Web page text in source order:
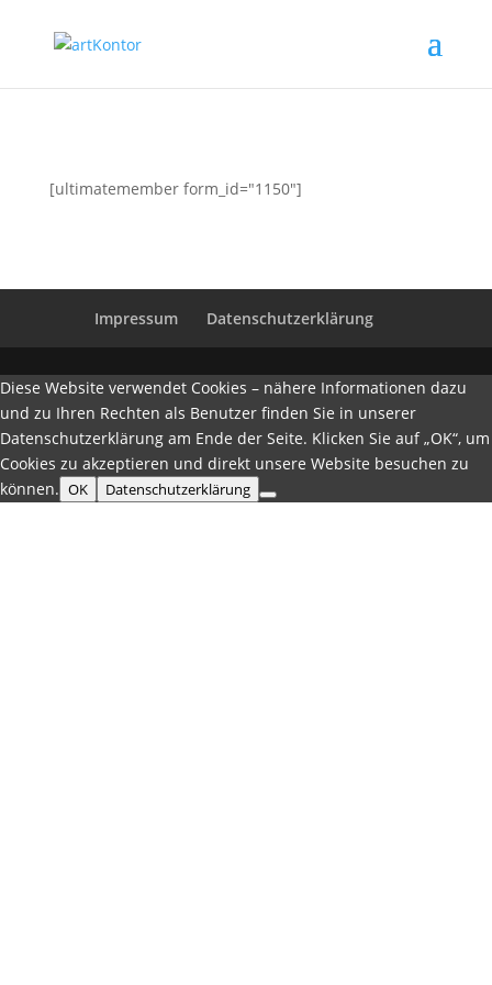
[ultimatemember form_id="1150"]
Impressum Datenschutzerklärung
Diese Website verwendet Cookies – nähere Informationen dazu
und zu Ihren Rechten als Benutzer finden Sie in unserer
Datenschutzerklärung am Ende der Seite. Klicken Sie auf „OK“, um
Cookies zu akzeptieren und direkt unsere Website besuchen zu
können. OK Datenschutzerklärung